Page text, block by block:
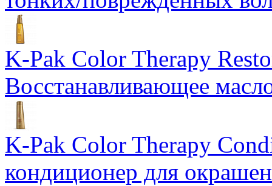
K-Pak Color Therapy
Восстанавливающее
K-Pak Color Therapy
кондиционер для